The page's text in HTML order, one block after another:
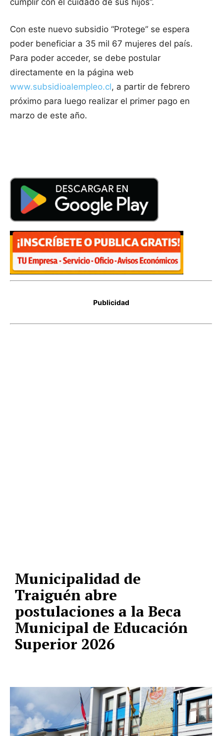
cumplir con el cuidado de sus hijos”.
Con este nuevo subsidio “Protege” se espera
poder beneficiar a 35 mil 67 mujeres del país.
Para poder acceder, se debe postular
directamente en la página web
www.subsidioalempleo.cl, a partir de febrero
próximo para luego realizar el primer pago en
marzo de este año.
Publicidad